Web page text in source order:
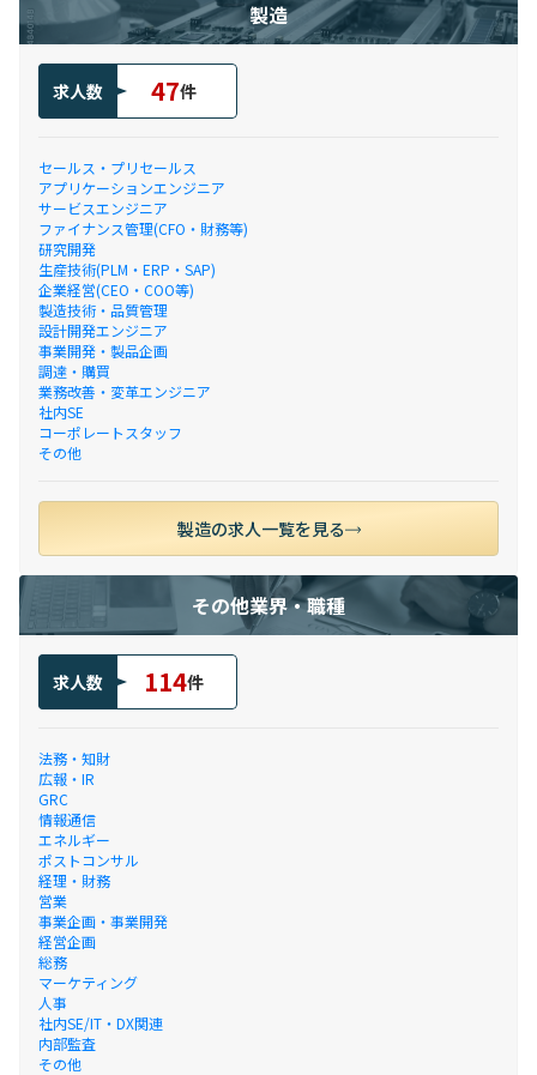
製造
求人数 47件
セールス・プリセールス
アプリケーションエンジニア
サービスエンジニア
ファイナンス管理(CFO・財務等)
研究開発
生産技術(PLM・ERP・SAP)
企業経営(CEO・COO等)
製造技術・品質管理
設計開発エンジニア
事業開発・製品企画
調達・購買
業務改善・変革エンジニア
社内SE
コーポレートスタッフ
その他
製造の求人一覧を見る
その他業界・職種
求人数 114件
法務・知財
広報・IR
GRC
情報通信
エネルギー
ポストコンサル
経理・財務
営業
事業企画・事業開発
経営企画
総務
マーケティング
人事
社内SE/IT・DX関連
内部監査
その他